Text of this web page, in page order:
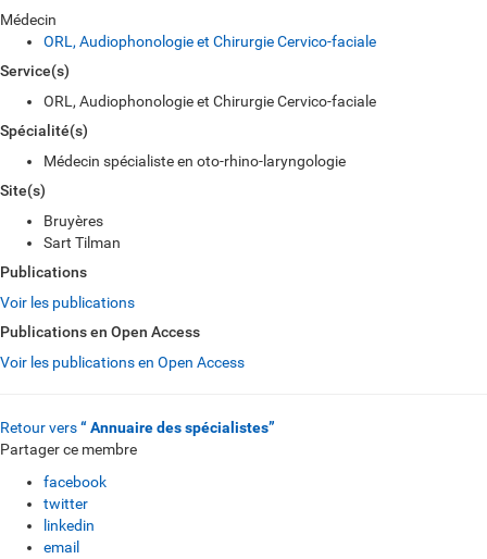
Médecin
ORL, Audiophonologie et Chirurgie Cervico-faciale
Service(s)
ORL, Audiophonologie et Chirurgie Cervico-faciale
Spécialité(s)
Médecin spécialiste en oto-rhino-laryngologie
Site(s)
Bruyères
Sart Tilman
Publications
Voir les publications
Publications en Open Access
Voir les publications en Open Access
Retour vers“ Annuaire des spécialistes”
Partager ce membre
facebook
twitter
linkedin
email